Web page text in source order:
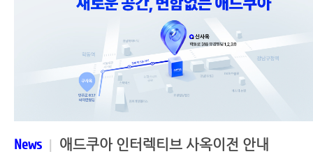
News | 애드쿠아 인터렉티브 사옥이전 안내